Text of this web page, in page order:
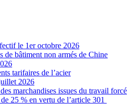
le 1er octobre 2026
bâtiment non armés de Chine
tarifaires de l’acier
2026
marchandises issues du travail forcé
25 % en vertu de l’article 301